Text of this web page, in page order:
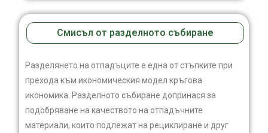
Смисъл от разделното събиране
Разделянето на отпадъците е една от стъпките при
прехода към икономическия модел кръгова
икономика. Разделното събиране допринася за
подобряване на качеството на отпадъчните
материали, които подлежат на рециклиране и друг